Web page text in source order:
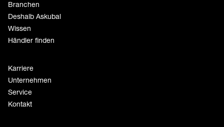
Branchen
Deshalb Askubal
Wissen
Händler finden
Karriere
Unternehmen
Service
Kontakt